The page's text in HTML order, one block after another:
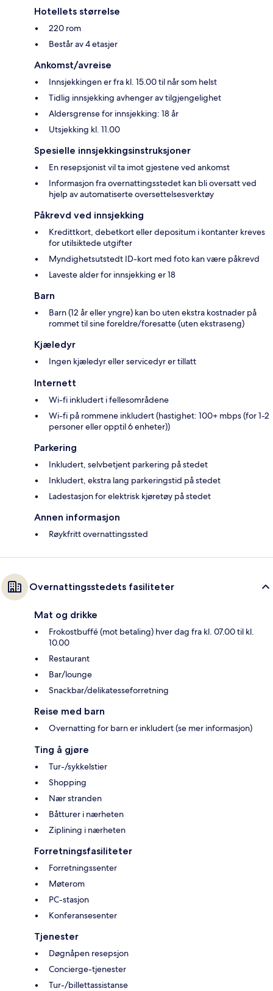
Hotellets størrelse
220 rom
Består av 4 etasjer
Ankomst/avreise
Innsjekkingen er fra kl. 15.00 til når som helst
Tidlig innsjekking avhenger av tilgjengelighet
Aldersgrense for innsjekking: 18 år
Utsjekking kl. 11.00
Spesielle innsjekkingsinstruksjoner
En resepsjonist vil ta imot gjestene ved ankomst
Informasjon fra overnattingsstedet kan bli oversatt ved
hjelp av automatiserte oversettelsesverktøy
Påkrevd ved innsjekking
Kredittkort, debetkort eller depositum i kontanter kreves
for utilsiktede utgifter
Myndighetsutstedt ID-kort med foto kan være påkrevd
Laveste alder for innsjekking er 18
Barn
Barn (12 år eller yngre) kan bo uten ekstra kostnader på
rommet til sine foreldre/foresatte (uten ekstraseng)
Kjæledyr
Ingen kjæledyr eller servicedyr er tillatt
Internett
Wi-fi inkludert i fellesområdene
Wi-fi på rommene inkludert (hastighet: 100+ mbps (for 1-2
personer eller opptil 6 enheter))
Parkering
Inkludert, selvbetjent parkering på stedet
Inkludert, ekstra lang parkeringstid på stedet
Ladestasjon for elektrisk kjøretøy på stedet
Annen informasjon
Røykfritt overnattingssted
Overnattingsstedets fasiliteter
Mat og drikke
Frokostbuffé (mot betaling) hver dag fra kl. 07.00 til kl.
10.00
Restaurant
Bar/lounge
Snackbar/delikatesseforretning
Reise med barn
Overnatting for barn er inkludert (se mer informasjon)
Ting å gjøre
Tur-/sykkelstier
Shopping
Nær stranden
Båtturer i nærheten
Ziplining i nærheten
Forretningsfasiliteter
Forretningssenter
Møterom
PC-stasjon
Konferansesenter
Tjenester
Døgnåpen resepsjon
Concierge-tjenester
Tur-/billettassistanse